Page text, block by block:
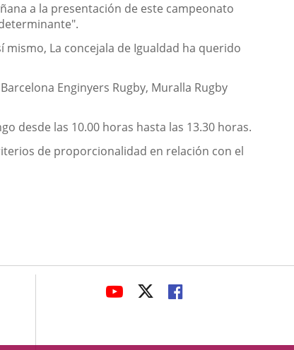
a la presentación de este campeonato
La concejala de Igualdad ha querido
Enginyers Rugby, Muralla Rugby
desde las 10.00 horas hasta las 13.30 horas.
de proporcionalidad en relación con el
LINK
APPLICATION.
LINK
APPLICATION.
LINK
APPLICATION.